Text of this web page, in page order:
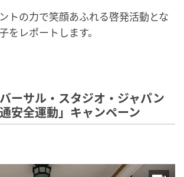
トの力で笑顔あふれる啓発活動とな
をレポートします。
ーサル・スタジオ・ジャパン
安全運動」キャンペーン